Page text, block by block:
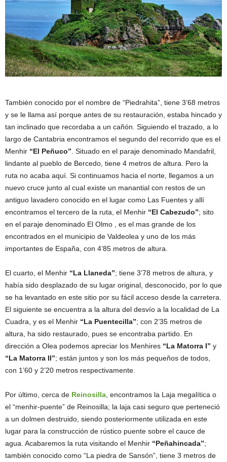
También conocido por el nombre de “Piedrahita”, tiene 3’68 metros
y se le llama así porque antes de su restauración, estaba hincado y
tan inclinado que recordaba a un cañón. Siguiendo el trazado, a lo
largo de Cantabria encontramos el segundo del recorrido que es el
Menhir “El Peñuco” . Situado en el paraje denominado Mandafril,
lindante al pueblo de Bercedo, tiene 4 metros de altura. Pero la
ruta no acaba aquí. Si continuamos hacia el norte, llegamos a un
nuevo cruce junto al cual existe un manantial con restos de un
antiguo lavadero conocido en el lugar como Las Fuentes y allí
encontramos el tercero de la ruta, el Menhir “El Cabezudo”; sito
en el paraje denominado El Olmo , es el mas grande de los
encontrados en el municipio de Valdeolea y uno de los más
importantes de España, con 4’85 metros de altura.
El cuarto, el Menhir “La Llaneda”; tiene 3’78 metros de altura, y
había sido desplazado de su lugar original, desconocido, por lo que
se ha levantado en este sitio por su fácil acceso desde la carretera.
El siguiente se encuentra a la altura del desvío a la localidad de La
Cuadra, y es el Menhir “La Puentecilla”; con 2’35 metros de
altura, ha sido restaurado, pues se encontraba partido. En
dirección a Olea podemos apreciar los Menhires “La Matorra I” y
“La Matorra II”; están juntos y son los más pequeños de todos,
con 1’60 y 2’20 metros respectivamente.
Por último, cerca de Reinosilla , encontramos la Laja megalítica o
el “menhir-puente” de Reinosilla; la laja casi seguro que perteneció
a un dolmen destruido, siendo posteriormente utilizada en este
lugar para la construcción de rústico puente sobre el cauce de
agua. Acabaremos la ruta visitando el Menhir “Peñahincada”;
también conocido como “La piedra de Sansón”, tiene 3 metros de